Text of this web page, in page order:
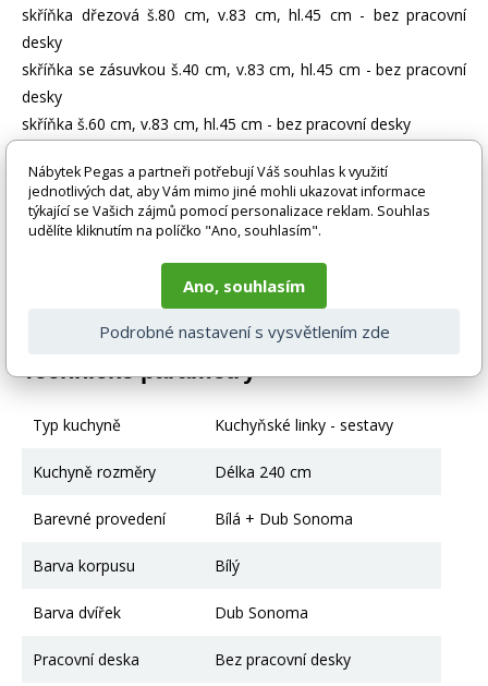
skříňka dřezová š.80 cm, v.83 cm, hl.45 cm - bez pracovní
desky
skříňka se zásuvkou š.40 cm, v.83 cm, hl.45 cm - bez pracovní
desky
skříňka š.60 cm, v.83 cm, hl.45 cm - bez pracovní desky
Zboží je dodáváno bez doplňků a dekorací (např. textilních
doplňků, spotřebičů, baterie, matrací atd.), nejsou tedy v ceně.
Pokud není uvedeno jinak. Většinou je zboží dodáváno v
demontovaném stavu, dle charakteru zboží. Fotografie mohou
být i ilustrační a barva produktu nemusí odpovídat skutečnosti
vlivem nastavení monitoru a převodem do el. podoby. V
případě nejasností kontaktujte naše klientské centrum
pegas@nabytek-pegas.cz či volejte 777244446.
Technické parametry
Typ kuchyně Kuchyňské linky - sestavy
Kuchyně rozměry Délka 240 cm
Barevné provedení Bílá + Dub Sonoma
Barva korpusu Bílý
Barva dvířek Dub Sonoma
Pracovní deska Bez pracovní desky
Nábytek Pegas a partneři potřebují Váš souhlas k využití
jednotlivých dat, aby Vám mimo jiné mohli ukazovat informace
týkající se Vašich zájmů pomocí personalizace reklam. Souhlas
udělíte kliknutím na políčko "Ano, souhlasím".
Ano, souhlasím
Podrobné nastavení s vysvětlením zde